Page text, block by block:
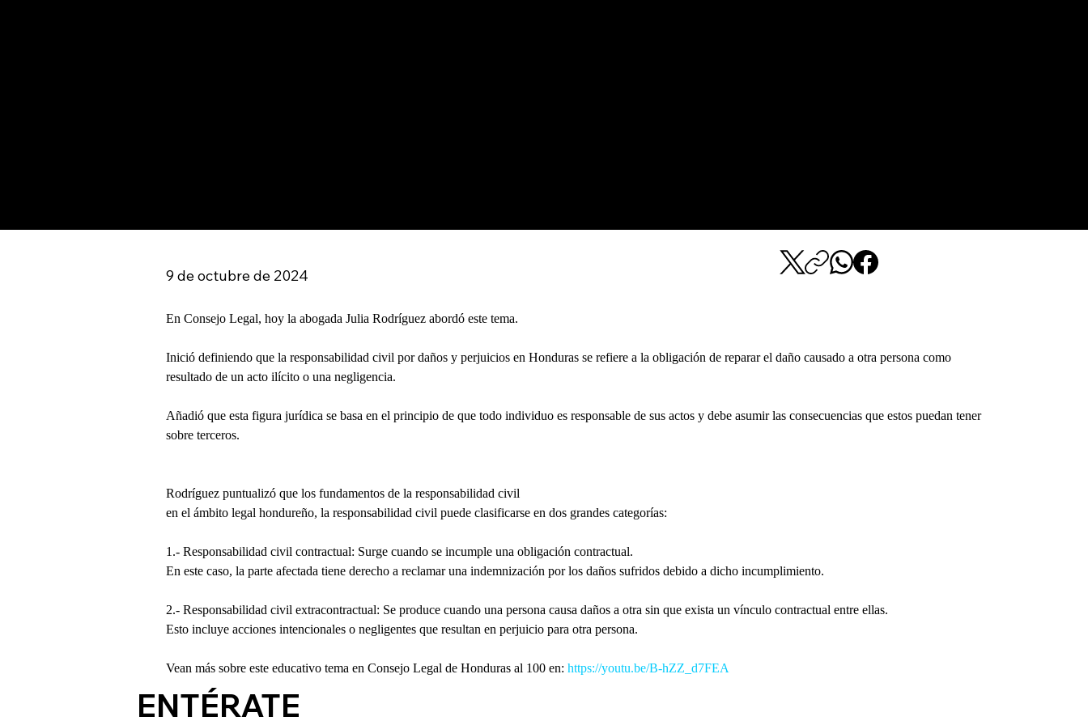
9 de octubre de 2024
En Consejo Legal, hoy la abogada Julia Rodríguez abordó este tema.
Inició definiendo que la responsabilidad civil por daños y perjuicios en Honduras se refiere a la obligación de reparar el daño causado a otra persona como
resultado de un acto ilícito o una negligencia.
Añadió que esta figura jurídica se basa en el principio de que todo individuo es responsable de sus actos y debe asumir las consecuencias que estos puedan tener
sobre terceros.
Rodríguez puntualizó que los fundamentos de la responsabilidad civil
en el ámbito legal hondureño, la responsabilidad civil puede clasificarse en dos grandes categorías:
1.- Responsabilidad civil contractual: Surge cuando se incumple una obligación contractual.
En este caso, la parte afectada tiene derecho a reclamar una indemnización por los daños sufridos debido a dicho incumplimiento.
2.- Responsabilidad civil extracontractual: Se produce cuando una persona causa daños a otra sin que exista un vínculo contractual entre ellas.
Esto incluye acciones intencionales o negligentes que resultan en perjuicio para otra persona.
Vean más sobre este educativo tema en Consejo Legal de Honduras al 100 en: https://youtu.be/B-hZZ_d7FEA
ENTÉRATE